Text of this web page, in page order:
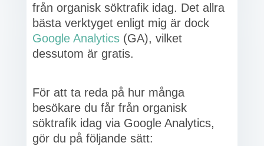
från organisk söktrafik idag. Det allra
bästa verktyget enligt mig är dock
Google Analytics(GA), vilket
dessutom är gratis.
För att ta reda på hur många
besökare du får från organisk
söktrafik idag via Google Analytics,
gör du på följande sätt: